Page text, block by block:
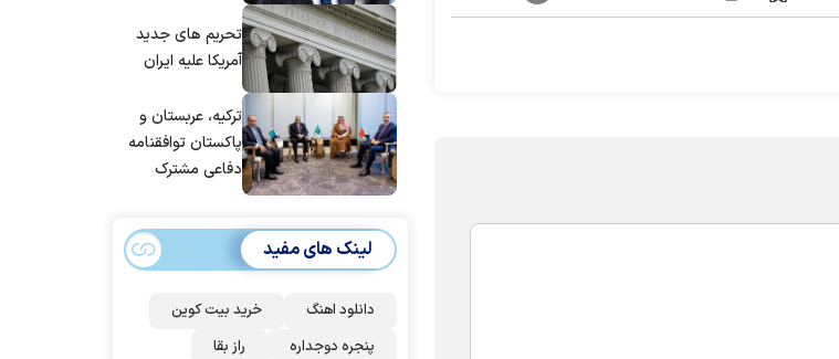
شد
تحریم های جدید
آمریکا علیه ایران
ترکیه، عربستان و
پاکستان توافقنامه
دفاعی مشترک
لینک های مفید
دانلود اهنگ
خرید بیت کوین
پنجره دوجداره
راز بقا